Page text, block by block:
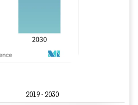
2019 - 2030